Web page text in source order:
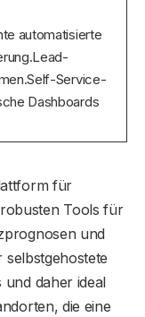
automatisierte
Service-
Dashboards
für
Tools für
und
und daher ideal
die eine